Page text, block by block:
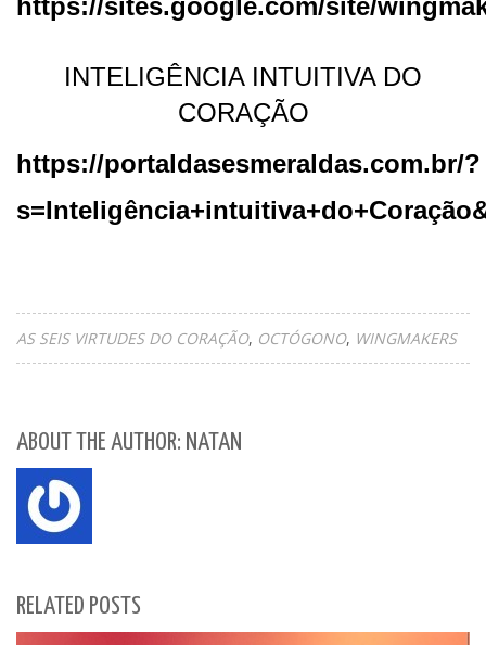
INTELIGÊNCIA INTUITIVA DO
CORAÇÃO
https://portaldasesmeraldas.com.br/?
AS SEIS VIRTUDES DO CORAÇÃO OCTÓGONO WINGMAKERS
ABOUT THE AUTHOR: NATAN
RELATED POSTS